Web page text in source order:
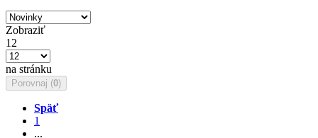
Zobraziť
12
na stránku
Porovnaj (0)
Späť
1
...